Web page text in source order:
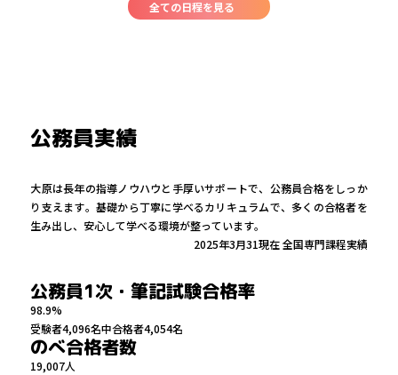
全ての日程を見る
公務員実績
大原は長年の指導ノウハウと手厚いサポートで、公務員合格をしっか
り支えます。基礎から丁寧に学べるカリキュラムで、多くの合格者を
生み出し、安心して学べる環境が整っています。
2025年3月31現在 全国専門課程実績
公務員1次・筆記試験合格率
98.9%
受験者4,096名中合格者4,054名
のべ合格者数
19,007人